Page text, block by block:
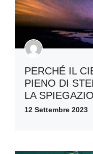
PERCHÉ IL
PIENO DI
LA
12 Settembre 2023